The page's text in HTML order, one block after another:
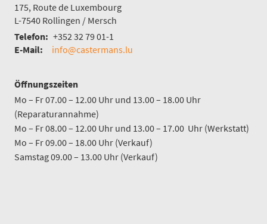
175, Route de Luxembourg
L-7540 Rollingen / Mersch
Telefon: +352 32 79 01-1
E-Mail:
info@castermans.lu
Öffnungszeiten
Mo – Fr 07.00 – 12.00 Uhr und 13.00 – 18.00 Uhr
(Reparaturannahme)
Mo – Fr 08.00 – 12.00 Uhr und 13.00 – 17.00 Uhr (Werkstatt)
Mo – Fr 09.00 – 18.00 Uhr (Verkauf)
Samstag 09.00 – 13.00 Uhr (Verkauf)